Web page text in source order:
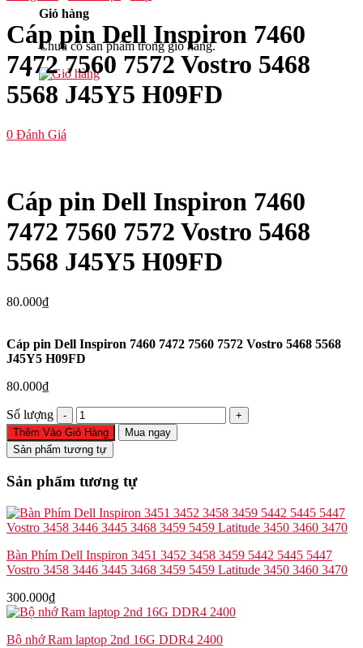
Giỏ hàng
Chưa có sản phẩm trong giỏ hàng.
Cáp pin Dell Inspiron 7460
7472 7560 7572 Vostro 5468
5568 J45Y5 H09FD
0 Đánh Giá
Cáp pin Dell Inspiron 7460
7472 7560 7572 Vostro 5468
5568 J45Y5 H09FD
80.000₫
Cáp pin Dell Inspiron 7460 7472 7560 7572 Vostro 5468 5568
J45Y5 H09FD
80.000₫
Số lượng
Cáp
pin
Dell
Inspiron
7472
7572
Vostro
5568
J45Y5
lượng
Thêm Vào Giỏ Hàng
Mua ngay
Sản phẩm tương tự
Sản phẩm tương tự
Bàn Phím Dell Inspiron 3451 3452 3458 3459 5442 5445 5447
Vostro 3458 3446 3445 3468 3459 5459 Latitude 3450 3460 3470
300.000₫
Bộ nhớ Ram laptop 2nd 16G DDR4 2400